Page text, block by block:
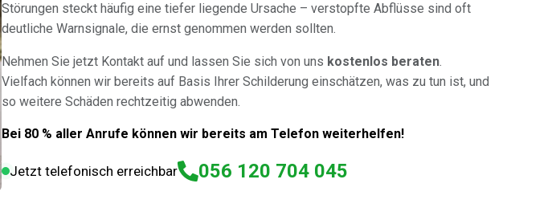
Störungen steckt häufig eine tiefer liegende Ursache – verstopfte Abflüsse sind oft
deutliche Warnsignale, die ernst genommen werden sollten.
Nehmen Sie jetzt Kontakt auf und lassen Sie sich von uns kostenlos beraten.
Vielfach können wir bereits auf Basis Ihrer Schilderung einschätzen, was zu tun ist, und
so weitere Schäden rechtzeitig abwenden.
Bei 80 % aller Anrufe können wir bereits am Telefon weiterhelfen!
Jetzt telefonisch erreichbar 056 120 704 045